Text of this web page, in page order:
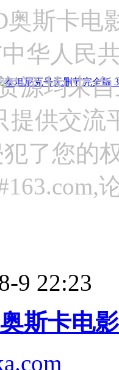
奥斯卡电
华人民
源均来
提供交流
了您的
9 22:23
斯卡电